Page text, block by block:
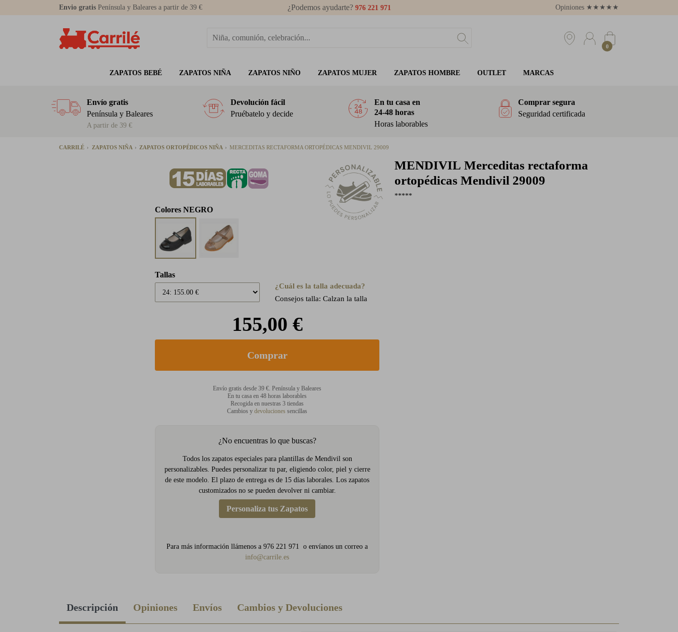
Envio gratis Península y Baleares a partir de 39 € ¿Podemos ayudarte? 976 221 971 Opiniones ★ ★ ★ ★ ★
0
ZAPATOS BEBÉ ZAPATOS NIÑA ZAPATOS NIÑO ZAPATOS MUJER ZAPATOS HOMBRE OUTLET MARCAS
Envío gratis
Península y Baleares
A partir de 39 €
Devolución fácil
Pruébatelo y decide
En tu casa en
24-48 horas
Horas laborables
Comprar segura
Seguridad certificada
CARRILÉ ZAPATOS NIÑA ZAPATOS ORTOPÉDICOS NIÑA MERCEDITAS RECTAFORMA ORTOPÉDICAS MENDIVIL 29009
MENDIVIL Merceditas rectaforma
ortopédicas Mendivil 29009
*****
Colores NEGRO
Tallas
¿Cuál es la talla adecuada?
Consejos talla: Calzan la talla
155,00 €
Envío gratis desde 39 €. Península y Baleares
En tu casa en 48 horas laborables
Recogida en nuestras 3 tiendas
Cambios y devoluciones sencillas
¿No encuentras lo que buscas?
Todos los zapatos especiales para plantillas de Mendivil son
personalizables. Puedes personalizar tu par, eligiendo color, piel y cierre
de este modelo. El plazo de entrega es de 15 días laborales. Los zapatos
customizados no se pueden devolver ni cambiar.
Personaliza tus Zapatos
Para más información llámenos a 976 221 971 o envíanos un correo a
info@carrile.es
Descripción Opiniones Envíos Cambios y Devoluciones